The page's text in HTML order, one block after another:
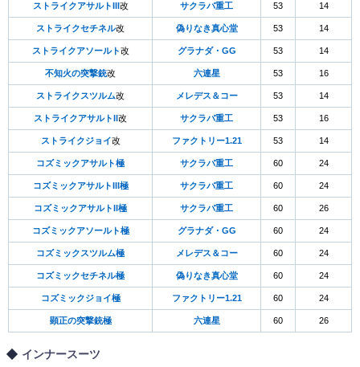
ストライクアサルトIII 改 サクラバ重工 53 14
ストライクセチネル改 偽りなき真心堂 53 14
ストライクアソールト改 グラナダ・GG 53 14
不知火の突撃銃改 六連星 53 16
ストライクスツルム改 メレデス＆コー 53 14
ストライクアサルトII 改 サクラバ重工 53 16
ストライクジョイ改 ファクトリー1.21 53 14
コズミックアサルト極 サクラバ重工 60 24
コズミックアサルトIII極 サクラバ重工 60 24
コズミックアサルトII極 サクラバ重工 60 26
コズミックアソールト極 グラナダ・GG 60 24
コズミックスツルム極 メレデス＆コー 60 24
コズミックセチネル極 偽りなき真心堂 60 24
コズミックジョイ極 ファクトリー1.21 60 24
顕正の突撃銃極 六連星 60 26
インナースーツ